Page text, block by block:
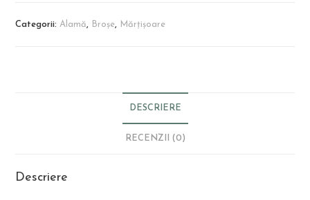
Categorii:Alamă, Broșe, Mărțișoare
DESCRIERE
RECENZII (0)
Descriere